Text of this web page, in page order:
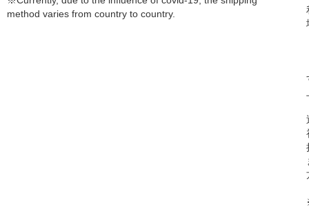
method varies from country to country.